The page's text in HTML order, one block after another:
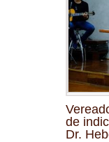
de
Dr.